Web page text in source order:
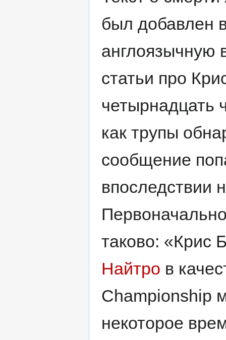
был добавлен
англоязычную
статьи про
четырнадцать
как трупы
сообщение
впоследствии
таково: «Крис
Найтро в
Championship
некоторое